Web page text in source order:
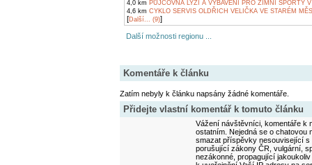
4,0 km PŮJČOVNA LYŽÍ A VYBAVENÍ PRO ZIMNÍ SPORTY
4,6 km CYKLO SERVIS OLDŘICH VELIČKA VE STARÉM
[Další... (9)]
Další možnosti regionu ...
Komentáře k článku
Zatím nebyly k článku napsány žádné komentáře.
Přidejte vlastní komentář k tomuto článku
Vážení návštěvníci, komentáře k
ostatním. Nejedná se o
smazat příspěvky nesouvisející
porušující zákony ČR, vulgární,
nezákonné, propagující